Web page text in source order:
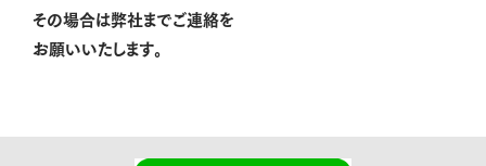
その場合は弊社までご連絡を
お願いいたします。